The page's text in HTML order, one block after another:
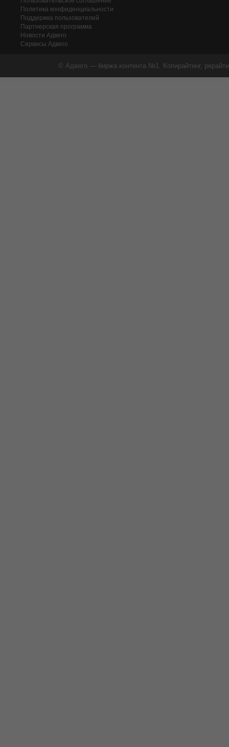
Политика конфиденциальности
Поддержка пользователей
Партнерская программа
Новости Адвего
Сервисы Адвего
© Адвего — биржа контента №1. Копирайтинг,